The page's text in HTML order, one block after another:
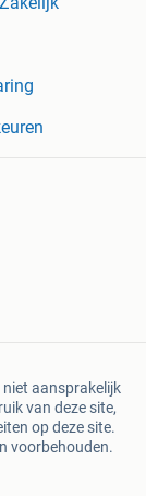
aansprakelijk
van deze site,
op deze site.
voorbehouden.